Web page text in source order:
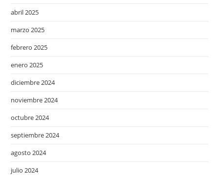
abril 2025
marzo 2025
febrero 2025
enero 2025
diciembre 2024
noviembre 2024
octubre 2024
septiembre 2024
agosto 2024
julio 2024